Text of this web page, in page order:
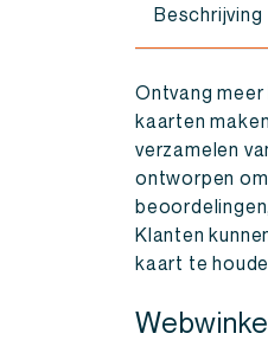
Beschrijving
Ontvang
kaarten
verzamelen
ontworpen
Klanten
kaart te